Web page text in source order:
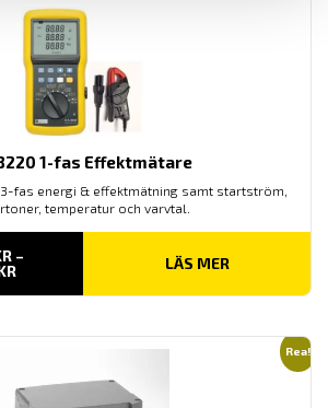
1-fas Effektmätare
fas energi & effektmätning samt startström,
temperatur och varvtal.
–
PRISINTERVALL:
TILL
LÄS MER
Rea!